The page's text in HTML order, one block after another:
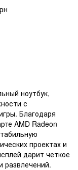
ноутбук,
с
Благодаря
AMD Radeon
проектах и
дарит четкое
развлечений.